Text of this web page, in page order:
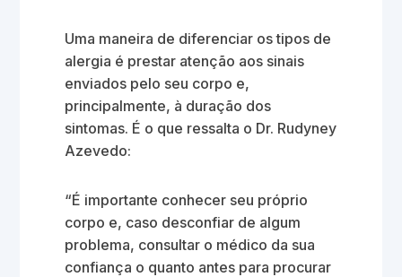
Uma maneira de diferenciar os tipos de
alergia é prestar atenção aos sinais
enviados pelo seu corpo e,
principalmente, à duração dos
sintomas. É o que ressalta o Dr. Rudyney
Azevedo:
“É importante conhecer seu próprio
corpo e, caso desconfiar de algum
problema, consultar o médico da sua
confiança o quanto antes para procurar